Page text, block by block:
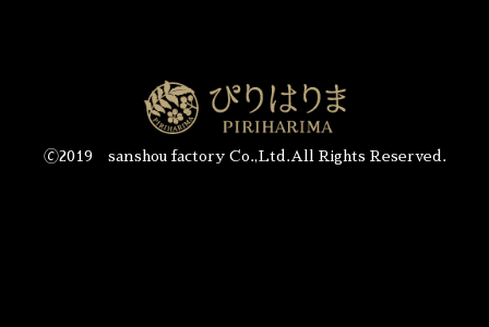
🄫2019 sanshou factory Co.,Ltd.All Rights Reserved.